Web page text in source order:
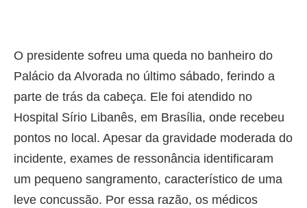
O presidente sofreu uma queda no banheiro do
Palácio da Alvorada no último sábado, ferindo a
parte de trás da cabeça. Ele foi atendido no
Hospital Sírio Libanês, em Brasília, onde recebeu
pontos no local. Apesar da gravidade moderada do
incidente, exames de ressonância identificaram
um pequeno sangramento, característico de uma
leve concussão. Por essa razão, os médicos